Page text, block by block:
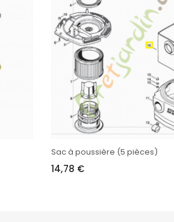
Sac à poussière (5 pièces)
14,78 €